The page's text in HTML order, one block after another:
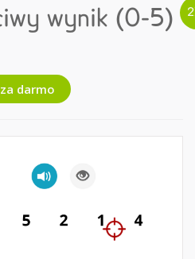
wynik (0-5)
darmo